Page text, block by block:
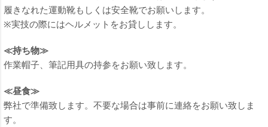
履きなれた運動靴もしくは安全靴でお願いします。
※実技の際にはヘルメットをお貸しします。
≪持ち物≫
作業帽子、筆記用具の持参をお願い致します。
≪昼食≫
弊社で準備致します。不要な場合は事前に連絡をお願い致しま
す。